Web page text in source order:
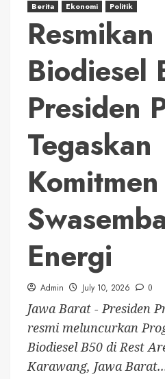
Berita Ekonomi Politik
Resmikan
Biodiesel
Presiden
Tegaskan
Komitmen
Energi
Admin July 10, 2026 0
Jawa Barat - Presiden
resmi meluncurkan
Biodiesel B50 di Rest
Karawang, Jawa